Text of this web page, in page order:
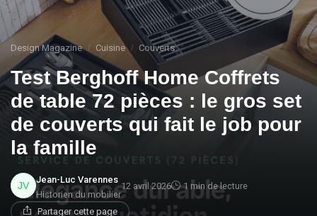
Design Magazine Cuisine Couverts
Test Berghoff Home Coffrets
de table 72 pièces : le gros set
de couverts qui fait le job pour
la famille
Jean-Luc Varennes
Historien du mobilier
12 avril 2026 1 min de lecture
Partager cette page